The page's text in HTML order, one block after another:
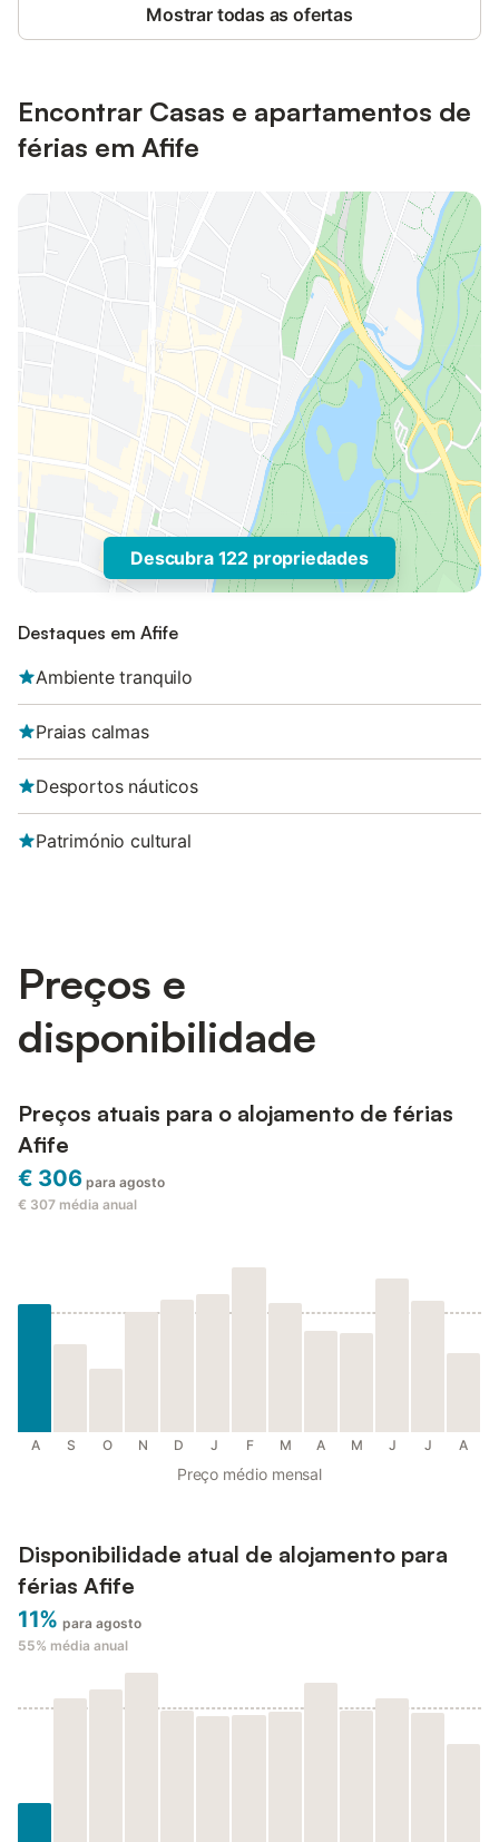
Mostrar todas as ofertas
Encontrar Casas e apartamentos de
férias em Afife
Descubra 122 propriedades
Destaques em Afife
Ambiente tranquilo
Praias calmas
Desportos náuticos
Património cultural
Preços e
disponibilidade
Preços atuais para o alojamento de férias
Afife
€ 306 para agosto
€ 307 média anual
A S O N D J F M A M J J A
Preço médio mensal
Disponibilidade atual de alojamento para
férias Afife
11% para agosto
55% média anual